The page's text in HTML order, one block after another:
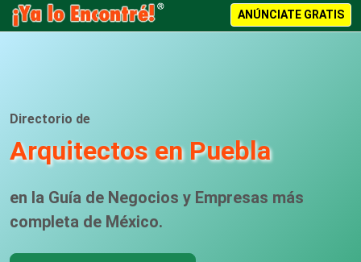
ANÚNCIATE GRATIS
Directorio de
Arquitectos en Puebla
en la Guía de Negocios y Empresas más
completa de México.